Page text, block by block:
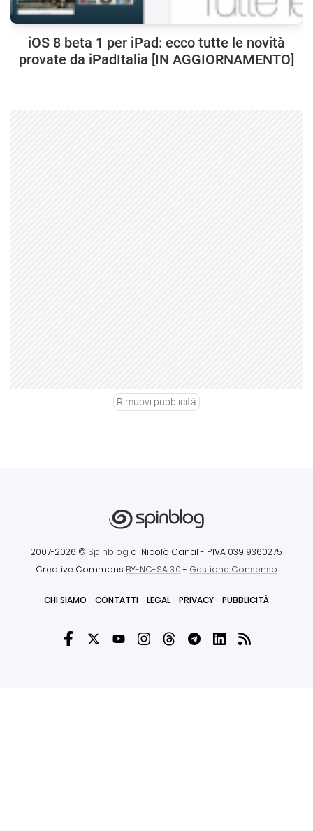
iOS 8 beta 1 per iPad: ecco tutte le novità
provate da iPadItalia [IN AGGIORNAMENTO]
Rimuovi pubblicità
2007-2026 © Spinblog di Nicolò Canal - P.IVA 03919360275
Creative Commons BY-NC-SA 3.0- Gestione Consenso
CHI SIAMO CONTATTI LEGAL PRIVACY PUBBLICITÀ